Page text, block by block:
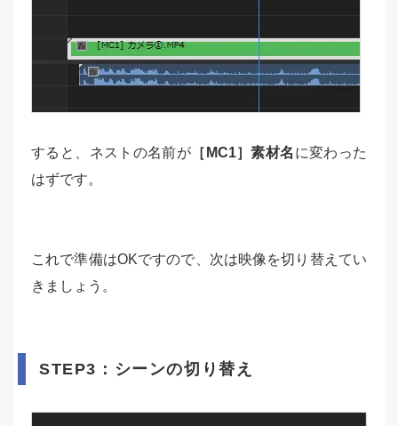
すると、ネストの名前が ［MC1］素材名 に変わった
はずです。
これで準備はOKですので、次は映像を切り替えてい
きましょう。
STEP3：シーンの切り替え